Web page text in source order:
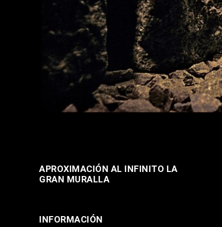
APROXIMACIÓN AL INFINITO LA
GRAN MURALLA
INFORMACIÓN